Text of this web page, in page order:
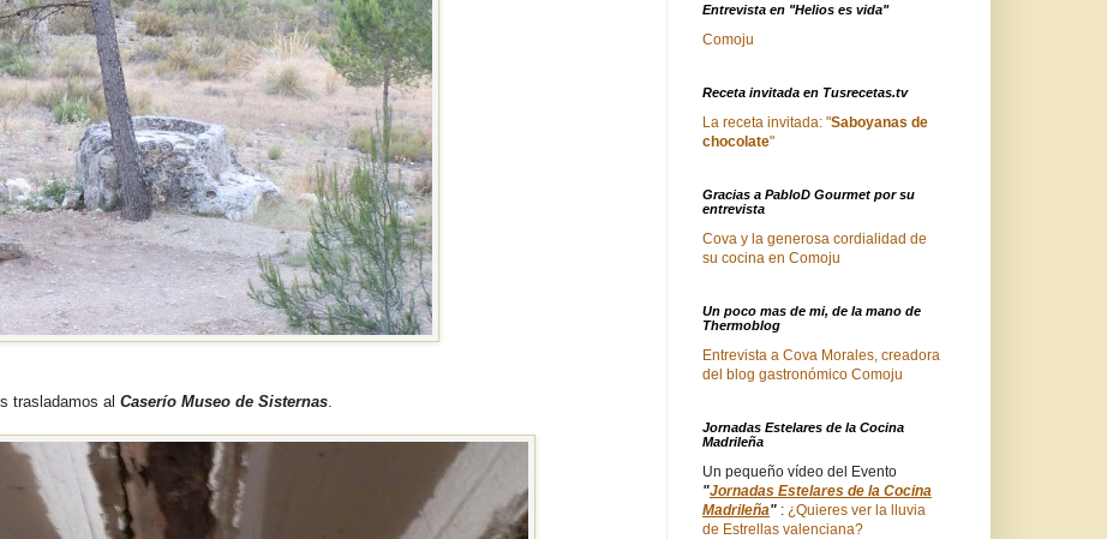
trasladamos al Caserío Museo de Sisternas
Entrevista en "Helios es vida"
Comoju
Receta invitada en Tusrecetas.tv
La receta invitada: "Saboyanas de
chocolate"
Gracias a PabloD Gourmet por su
entrevista
Cova y la generosa cordialidad de
su cocina en Comoju
Un poco mas de mi, de la mano de
Thermoblog
Entrevista a Cova Morales, creadora
del blog gastronómico Comoju
Jornadas Estelares de la Cocina
Madrileña
Un pequeño vídeo del Evento
"Jornadas Estelares de la Cocina
Madrileña" : ¿Quieres ver la lluvia
de Estrellas valenciana?